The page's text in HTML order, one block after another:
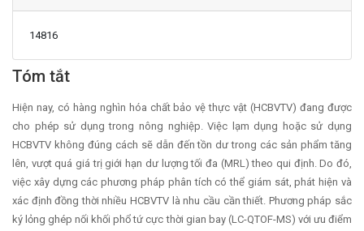
14816
Main Article Content
Tóm tắt
Hiện nay, có hàng nghìn hóa chất bảo vệ thực vật (HCBVTV) đang được
cho phép sử dụng trong nông nghiệp. Việc lạm dụng hoặc sử dụng
HCBVTV không đúng cách sẽ dẫn đến tồn dư trong các sản phẩm tăng
lên, vượt quá giá trị giới hạn dư lượng tối đa (MRL) theo qui định. Do đó,
việc xây dựng các phương pháp phân tích có thể giám sát, phát hiện và
xác định đồng thời nhiều HCBVTV là nhu cầu cần thiết. Phương pháp sắc
ký lỏng ghép nối khối phổ tứ cực thời gian bay (LC-QTOF-MS) với ưu điểm